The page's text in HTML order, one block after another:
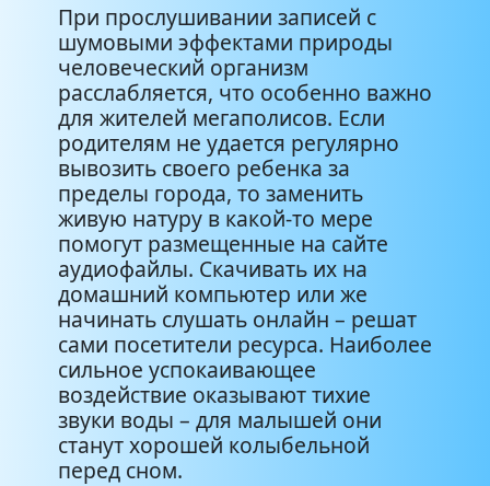
При прослушивании записей с
шумовыми эффектами природы
человеческий организм
расслабляется, что особенно важно
для жителей мегаполисов. Если
родителям не удается регулярно
вывозить своего ребенка за
пределы города, то заменить
живую натуру в какой-то мере
помогут размещенные на сайте
аудиофайлы. Скачивать их на
домашний компьютер или же
начинать слушать онлайн – решат
сами посетители ресурса. Наиболее
сильное успокаивающее
воздействие оказывают тихие
звуки воды – для малышей они
станут хорошей колыбельной
перед сном.